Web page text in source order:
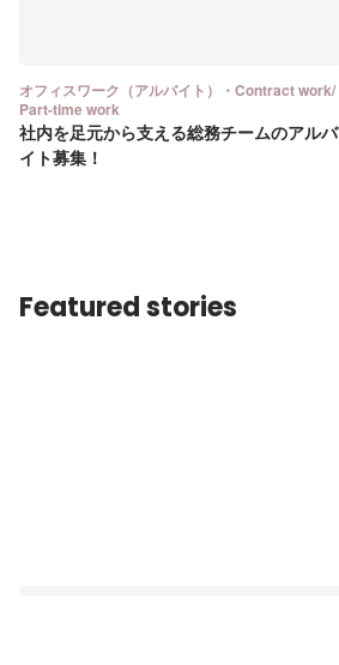
オフィスワーク（アルバイト）・Contract work/
Part-time work
社内を足元から支える総務チームのアルバ
イト募集！
Featured stories